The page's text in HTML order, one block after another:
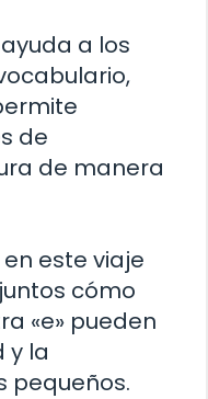
a los
de
de manera
este viaje
cómo
«e» pueden
y la
pequeños.